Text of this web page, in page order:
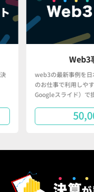
Web3
web3の最新事例を
のお仕事で利用しや
Googleスライド）で